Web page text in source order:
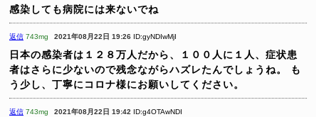
感染しても病院には来ないでね
返信 743mg 2021年08月22日 19:26 ID:gyNDIwMjI
日本の感染者は１２８万人だから、１００人に１人、症状患
者はさらに少ないので残念ながらハズレたんでしょうね。
も
う少し、丁寧にコロナ様にお願いしてください。
返信 743mg 2021年08月22日 19:42 ID:g4OTAwNDI